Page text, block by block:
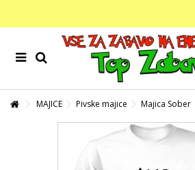
MAJICE Pivske majice Majica Sober